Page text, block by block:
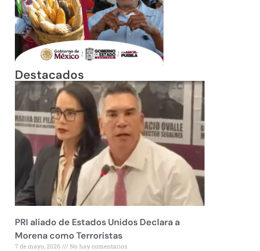
Destacados
PRI aliado de Estados Unidos Declara a
Morena como Terroristas
7 de mayo, 2026 No hay comentarios